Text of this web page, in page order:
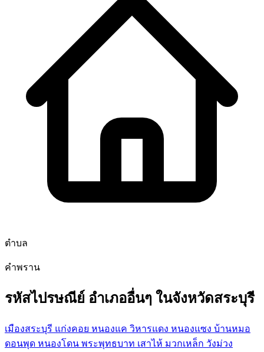
ตำบล
คำพราน
รหัสไปรษณีย์ อำเภออื่นๆ ในจังหวัดสระบุรี
เมืองสระบุรี แก่งคอย หนองแค วิหารแดง หนองแซง บ้านหมอ
ดอนพุด หนองโดน พระพุทธบาท เสาไห้ มวกเหล็ก วังม่วง